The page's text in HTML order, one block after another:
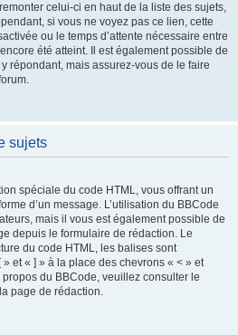
celui-ci en haut de la liste des sujets,
si vous ne voyez pas ce lien, cette
ou le temps d’attente nécessaire entre
été atteint. Il est également possible de
répondant, mais assurez-vous de le faire
sujets
spéciale du code HTML, vous offrant un
d’un message. L’utilisation du BBCode
mais il vous est également possible de
depuis le formulaire de rédaction. Le
du code HTML, les balises sont
et « ] » à la place des chevrons « < » et
du BBCode, veuillez consulter le
page de rédaction.